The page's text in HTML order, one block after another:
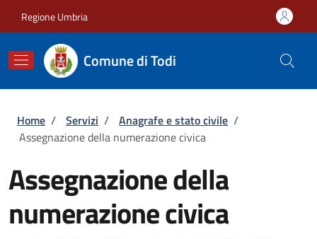
Regione Umbria
Comune di Todi
Briciole di pane
Home / Servizi / Anagrafe e stato civile /
Assegnazione della numerazione civica
Assegnazione della
numerazione civica